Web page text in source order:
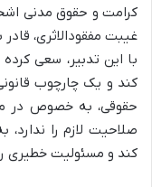
کرامت و حقوق مدنی
غیبت مفقودالاثری،
با این تدبیر، سعی
کند و یک چارچوب
حقوقی، به خصوص در
صلاحیت لازم را
کند و مسئولیت خطیری